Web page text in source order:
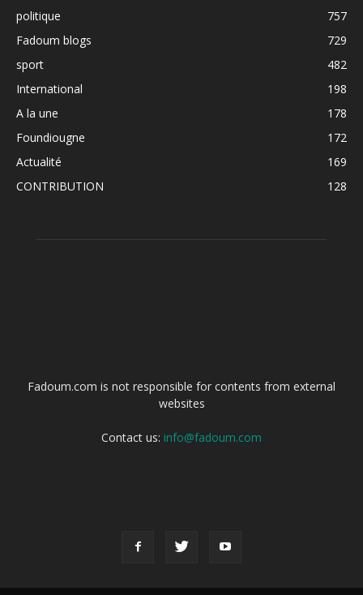
politique
757
Fadoum blogs
729
sport
482
International
198
A la une
178
Foundiougne
172
Actualité
169
CONTRIBUTION
128
Fadoum.com is not responsible for contents from external
websites
Contact us: info@fadoum.com